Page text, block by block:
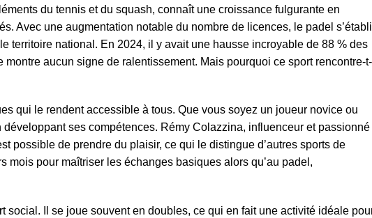
du tennis et du squash, connaît une croissance fulgurante en
Avec une augmentation notable du nombre de licences, le padel
territoire national. En 2024, il y avait une hausse incroyable de 88 % des
aucun signe de ralentissement. Mais pourquoi ce sport rencontre-t-
qui le rendent accessible à tous. Que vous soyez un joueur novice ou
ses compétences. Rémy Colazzina, influenceur et passionné
possible de prendre du plaisir, ce qui le distingue d’autres sports de
mois pour maîtriser les échanges basiques alors qu’au padel,
social. Il se joue souvent en doubles, ce qui en fait une activité idéale